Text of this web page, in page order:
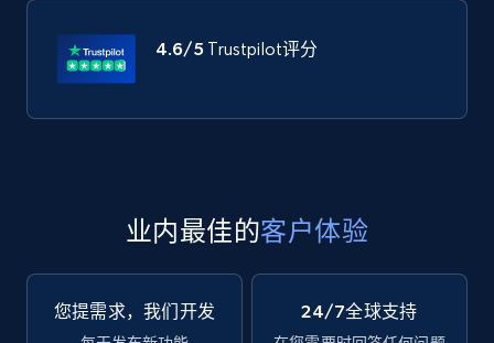
4.6/5 Trustpilot评分
业内最佳的客户体验
您提需求，我们开发 24/7全球支持